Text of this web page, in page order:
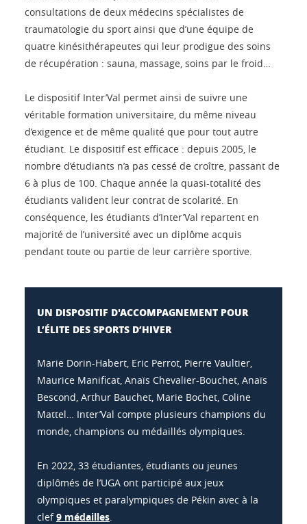
consultations de deux médecins spécialistes de
traumatologie du sport ainsi que d’une équipe de
quatre kinésithérapeutes qui leur prodigue des soins
de récupération : sauna, massage, soins par le froid…
Le dispositif Inter’Val permet ainsi de suivre une
véritable formation universitaire, du même niveau
d’exigence et de même qualité que pour tout autre
étudiant. Le dispositif est efficace : depuis 2005, le
nombre d’étudiants n’a pas cessé de croître, passant de
6 à plus de 100. Chaque année la quasi-totalité des
étudiants valident leur contrat de scolarité. En
conséquence, les étudiants d’Inter’Val repartent en
majorité de l’université avec un diplôme acquis
pendant toute ou partie de leur carrière sportive.
UN DISPOSITIF D'ACCOMPAGNEMENT POUR
L’ÉLITE DES SPORTS D’HIVER
Marie Dorin-Habert, Eric Perrot, Pierre Vaultier,
Maurice Manificat, Anaïs Chevalier-Bouchet, Anaïs
Bescond, Arthur Bauchet, Marie Bochet, Coline
Mattel… Inter’Val compte plusieurs champions du
monde, champions ou médaillés olympiques.
En 2022, 33 étudiantes, étudiants ou jeunes
diplômés de l’UGA ont participé aux jeux
olympiques et paralympiques de Pékin avec à la
clef9 médailles